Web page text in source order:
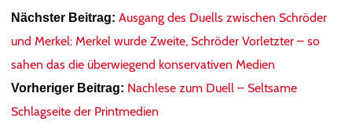
Nächster Beitrag: Ausgang des Duells zwischen Schröder
und Merkel: Merkel wurde Zweite, Schröder Vorletzter – so
sahen das die überwiegend konservativen Medien
Vorheriger Beitrag: Nachlese zum Duell – Seltsame
Schlagseite der Printmedien